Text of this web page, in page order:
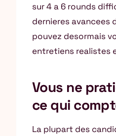
sur 4 a 6 rounds
dernieres avancees
pouvez desormais
entretiens realistes
Vous ne
ce qui
La plupart des